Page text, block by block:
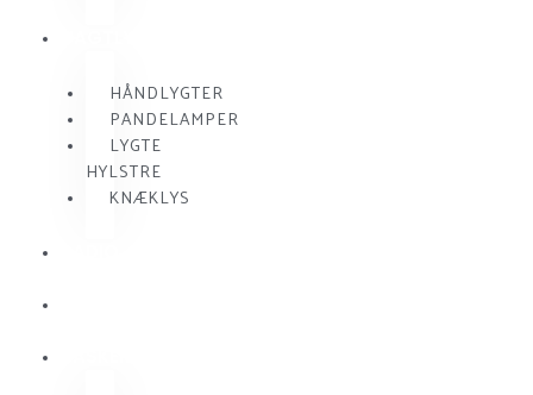
HÅNDLYGTER
PANDELAMPER
LYGTE
HYLSTRE
KNÆKLYS